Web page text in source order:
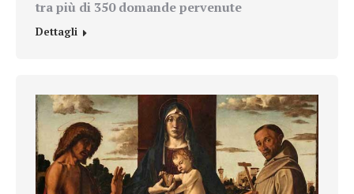
tra più di 350 domande pervenute
Dettagli